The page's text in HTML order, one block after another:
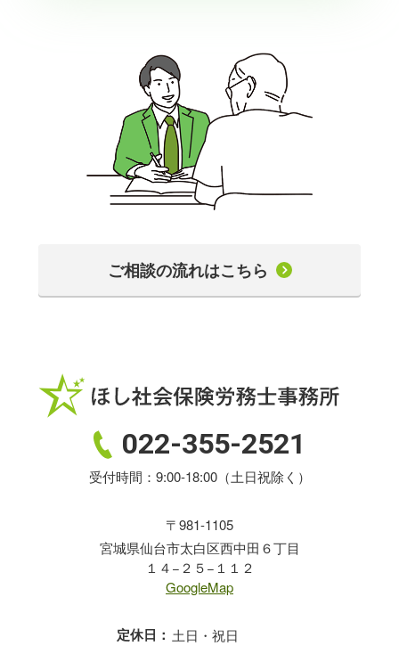
ご相談の流れはこちら
022-355-2521
受付時間：9:00-18:00（土日祝除く）
〒981-1105
宮城県仙台市太白区西中田６丁目
１４−２５−１１２
GoogleMap
定休日： 土日・祝日